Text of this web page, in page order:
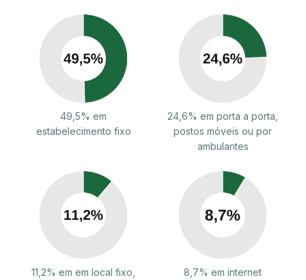
49,5% em
estabelecimento fixo
24,6% em porta a porta,
postos móveis ou por
ambulantes
11,2% em em local fixo,
8,7% em internet